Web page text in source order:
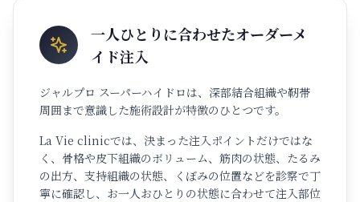
一人ひとりに合わせたオーダーメ
イド注入
ジャルプロ スーパーハイドロは、深部結合組織や靭帯
周囲まで意識した施術設計が特徴のひとつです。
La Vie clinicでは、決まった注入ポイントだけではな
く、骨格や皮下組織のボリューム、筋肉の状態、たるみ
の出方、支持組織の状態、くぼみの位置などを診察で丁
寧に確認し、お一人おひとりの状態に合わせて注入部位